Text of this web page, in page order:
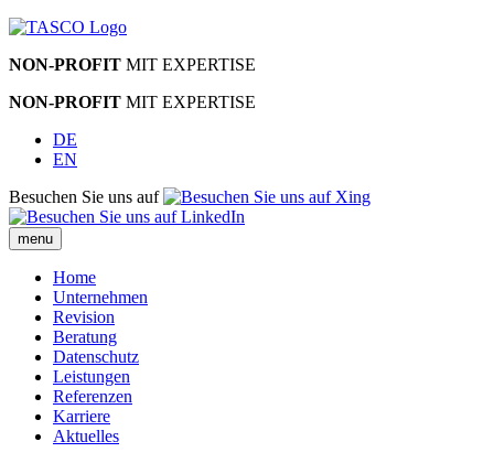
NON-PROFIT MIT EXPERTISE
NON-PROFIT MIT EXPERTISE
DE
EN
Besuchen Sie uns auf
menu
Home
Unternehmen
Revision
Beratung
Datenschutz
Leistungen
Referenzen
Karriere
Aktuelles